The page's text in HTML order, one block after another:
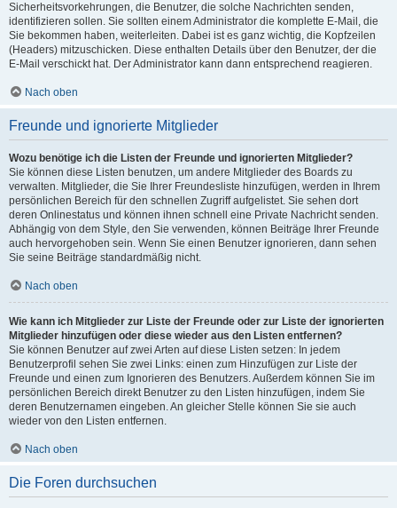
Sicherheitsvorkehrungen, die Benutzer, die solche Nachrichten senden,
identifizieren sollen. Sie sollten einem Administrator die komplette E-Mail, die
Sie bekommen haben, weiterleiten. Dabei ist es ganz wichtig, die Kopfzeilen
(Headers) mitzuschicken. Diese enthalten Details über den Benutzer, der die
E-Mail verschickt hat. Der Administrator kann dann entsprechend reagieren.
Nach oben
Freunde und ignorierte Mitglieder
Wozu benötige ich die Listen der Freunde und ignorierten Mitglieder?
Sie können diese Listen benutzen, um andere Mitglieder des Boards zu
verwalten. Mitglieder, die Sie Ihrer Freundesliste hinzufügen, werden in Ihrem
persönlichen Bereich für den schnellen Zugriff aufgelistet. Sie sehen dort
deren Onlinestatus und können ihnen schnell eine Private Nachricht senden.
Abhängig von dem Style, den Sie verwenden, können Beiträge Ihrer Freunde
auch hervorgehoben sein. Wenn Sie einen Benutzer ignorieren, dann sehen
Sie seine Beiträge standardmäßig nicht.
Nach oben
Wie kann ich Mitglieder zur Liste der Freunde oder zur Liste der ignorierten
Mitglieder hinzufügen oder diese wieder aus den Listen entfernen?
Sie können Benutzer auf zwei Arten auf diese Listen setzen: In jedem
Benutzerprofil sehen Sie zwei Links: einen zum Hinzufügen zur Liste der
Freunde und einen zum Ignorieren des Benutzers. Außerdem können Sie im
persönlichen Bereich direkt Benutzer zu den Listen hinzufügen, indem Sie
deren Benutzernamen eingeben. An gleicher Stelle können Sie sie auch
wieder von den Listen entfernen.
Nach oben
Die Foren durchsuchen